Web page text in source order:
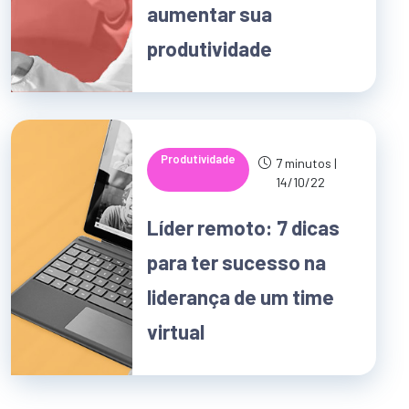
aumentar sua
produtividade
Produtividade
7 minutos |
14/10/22
Líder remoto: 7 dicas
para ter sucesso na
liderança de um time
virtual